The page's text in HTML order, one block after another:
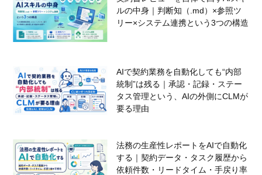
ルの中身｜判断知（.md）×参照ツ
リー×システム連携という3つの構造
AIで契約業務を自動化しても“内部
統制”は残る｜承認・記録・ステー
タス管理という、AIの外側にCLMが
要る理由
法務の生産性レポートをAIで自動化
する｜契約データ・タスク履歴から
依頼件数・リードタイム・手戻り率